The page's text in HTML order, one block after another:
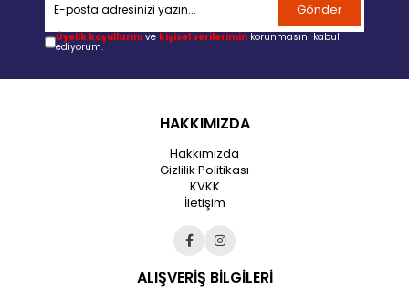
Gönder
Üyelik koşullarını ve kişisel verilerimin korunmasını kabul
ediyorum.
HAKKIMIZDA
Hakkımızda
Gizlilik Politikası
KVKK
İletişim
ALIŞVERİŞ BİLGİLERİ